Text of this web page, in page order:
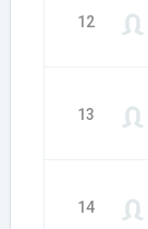
12
13
14